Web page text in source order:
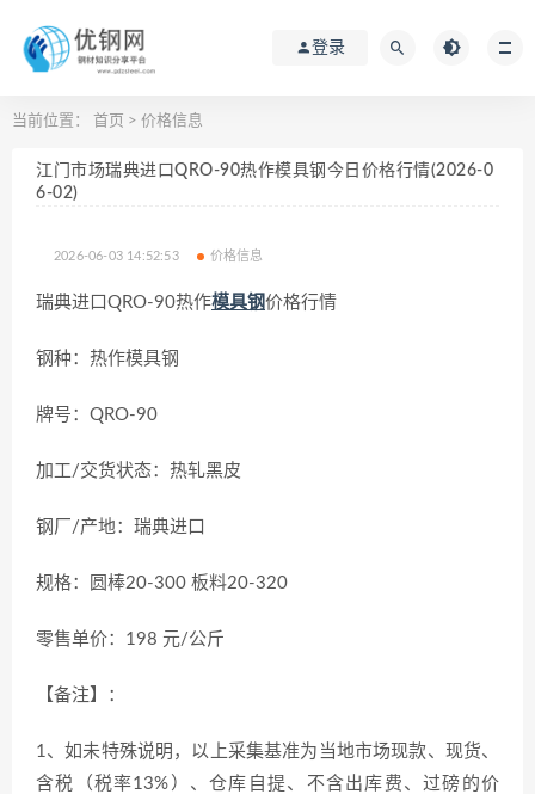
登录
当前位置： 首页 > 价格信息
江门市场瑞典进口QRO-90热作模具钢今日价格行情(2026-0
6-02)
2026-06-03 14:52:53 价格信息
瑞典进口QRO-90热作模具钢价格行情
钢种：热作模具钢
牌号：QRO-90
加工/交货状态：热轧黑皮
钢厂/产地：瑞典进口
规格：圆棒20-300 板料20-320
零售单价：198 元/公斤
【备注】：
1、如未特殊说明，以上采集基准为当地市场现款、现货、
含税（税率13%）、仓库自提、不含出库费、过磅的价